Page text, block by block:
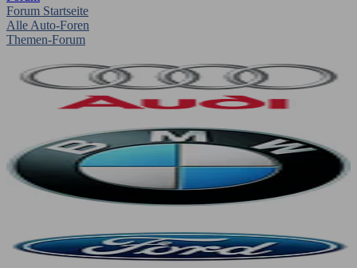
Forum Startseite
Alle Auto-Foren
Themen-Forum